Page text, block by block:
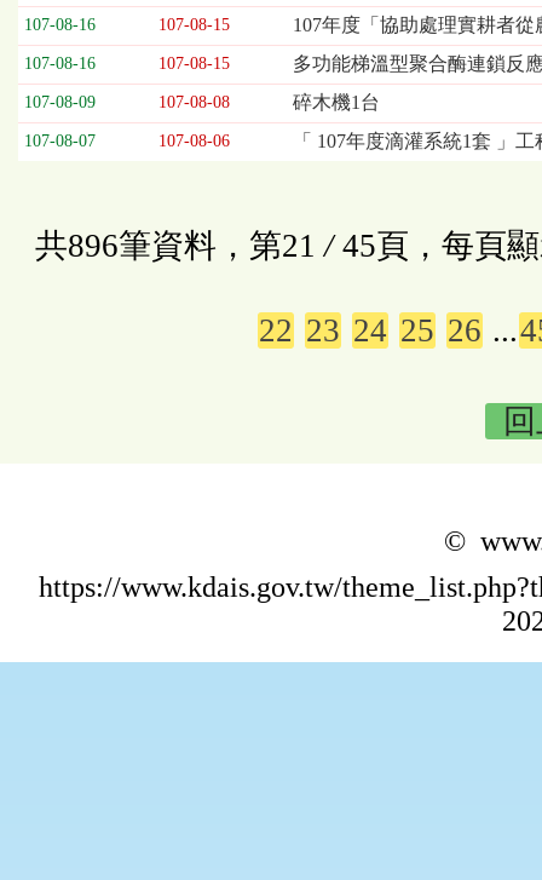
107-08-16 107-08-15 107年度「協助處理實耕者
107-08-16 107-08-15 多功能梯溫型聚合酶連鎖反
107-08-09 107-08-08 碎木機1台
107-08-07 107-08-06 「 107年度滴灌系統1套 」
共896筆資料，第21 /45頁，每頁
22 23 24 25 26 ...
©
https://www.kdais.gov.tw/